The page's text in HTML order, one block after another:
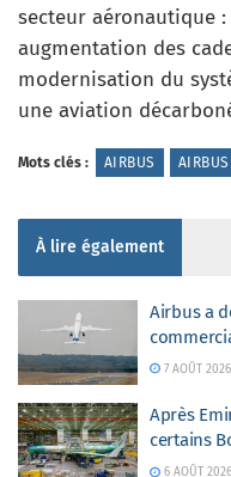
secteur aéronautique
augmentation des
modernisation du
une aviation
Mots clés : AIRBUS
À lire également
Airbus a
7 AOÛT 2026
Après
certains
6 AOÛT 2026